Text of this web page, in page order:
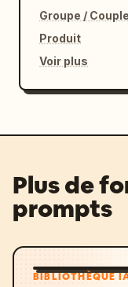
Groupe / Couple
Produit
Voir plus
Plus de
prompts
BIBLIOTHÈQUE